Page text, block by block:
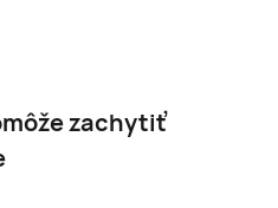
zachytiť